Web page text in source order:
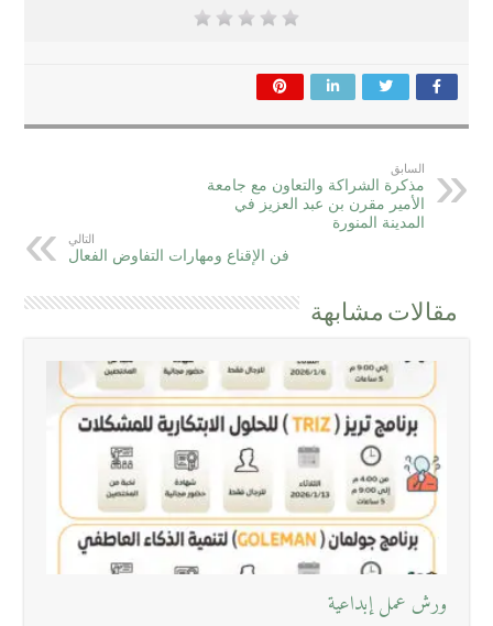
السابق
مذكرة الشراكة والتعاون مع جامعة
الأمير مقرن بن عبد العزيز في
المدينة المنورة
التالي
فن الإقناع ومهارات التفاوض الفعال
مقالات مشابهة
ورش عمل إبداعية